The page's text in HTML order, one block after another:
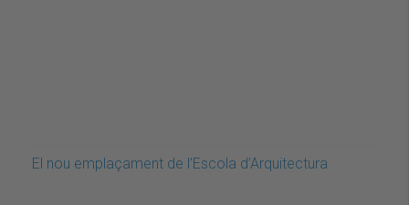
El nou emplaçament de l’Escola d’Arquitectura